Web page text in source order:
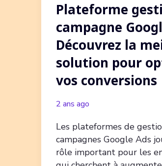
Plateforme
campagne
Découvrez la
solution pour
vos conversions
2 ans ago
Les plateformes de
campagnes Google Ads
rôle important pour les